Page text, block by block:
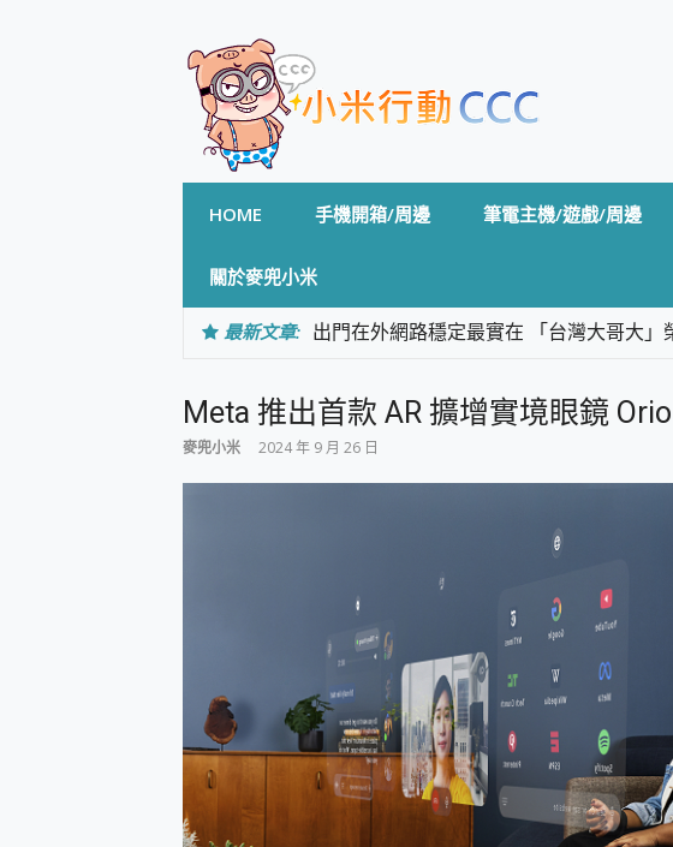
HOME 手機開箱/周邊 筆電主機/遊戲/周邊
關於麥兜小米
最新文章: 出門在外網路穩定最實在 「台灣大哥大」
專為 PC上的 XBOX和掌機設計的
台灣製攝影機在這裡，100%全無線設計
電力超超超持久 MSI 微星 Prestige 14 AI+
超懂拍、耐用 AI 街拍機~ realme 16 Pro
防窺黑科技 Galaxy S26 Ultra系列保護貼
超驚艷 讓人一眼就愛上 LENOVO 聯想
美到讓人超想擁有 moto pad 60 系列 與
好用的 EaseUS Partition Master 讓您輕
一鍵修復模糊影片、舊照的 AI 好幫手!
小朋友才做選擇 投影機 RGB藍牙音響 氛
式生活新體驗
外型超吸晴~ 給您絕佳操控體驗
開箱~變身「蜘蛛人」椅子軍師！MSI
iPhone 17 系列 有認證的防護來囉！
DJI Osmo Pocket 3 爽爽帶回家 歡慶
Meta 推出首款 AR 擴增實境眼鏡
麥兜小米 2024 年 9 月 26 日